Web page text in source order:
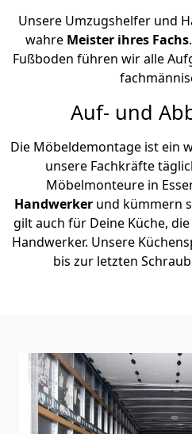
Unsere Umzugshelfer und
wahre Meister ihres Fachs
Fußboden führen wir alle
Auf- und
Die Möbeldemontage ist ein
unsere Fachkräfte
Möbelmonteure in
Handwerker und kümmern
gilt auch für Deine Küche,
Handwerker. Unsere
bis zur letzten